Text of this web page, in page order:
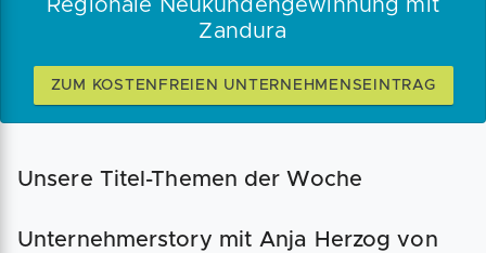
Regionale Neukundengewinnung mit
Zandura
ZUM KOSTENFREIEN UNTERNEHMENSEINTRAG
Unsere Titel-Themen der Woche
Unternehmerstory mit Anja Herzog von